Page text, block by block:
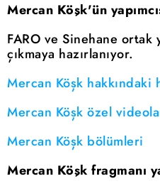
Mercan Köşk'ün
FARO ve Sinehane ortak
çıkmaya hazırlanıyor.
Mercan Köşk hakkındaki
Mercan Köşk özel
Mercan Köşk bölümleri
Mercan Köşk fragmanı